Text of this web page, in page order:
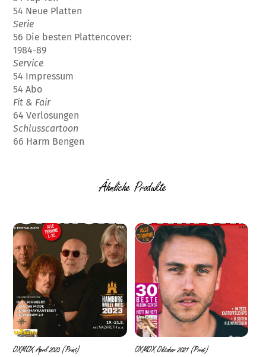
54 Neue Platten
Serie
56 Die besten Plattencover:
1984-89
Service
54 Impressum
54 Abo
Fit & Fair
64 Verlosungen
Schlusscartoon
66 Harm Bengen
Ähnliche Produkte
OXMOX April 2023 (Print)
OXMOX Oktober 2021 (Print)